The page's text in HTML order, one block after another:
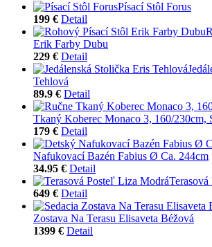
Písací Stôl Forus
199 € Detail
Erik Farby Dubu
229 € Detail
Tehlová
89.9 € Detail
Tkaný Koberec Monaco 3, 160/230cm,
179 € Detail
Nafukovací Bazén Fabius Ø Ca. 244cm
34.95 € Detail
649 € Detail
Zostava Na Terasu Elisaveta Béžová
1399 € Detail